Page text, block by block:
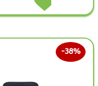
NAS
38%